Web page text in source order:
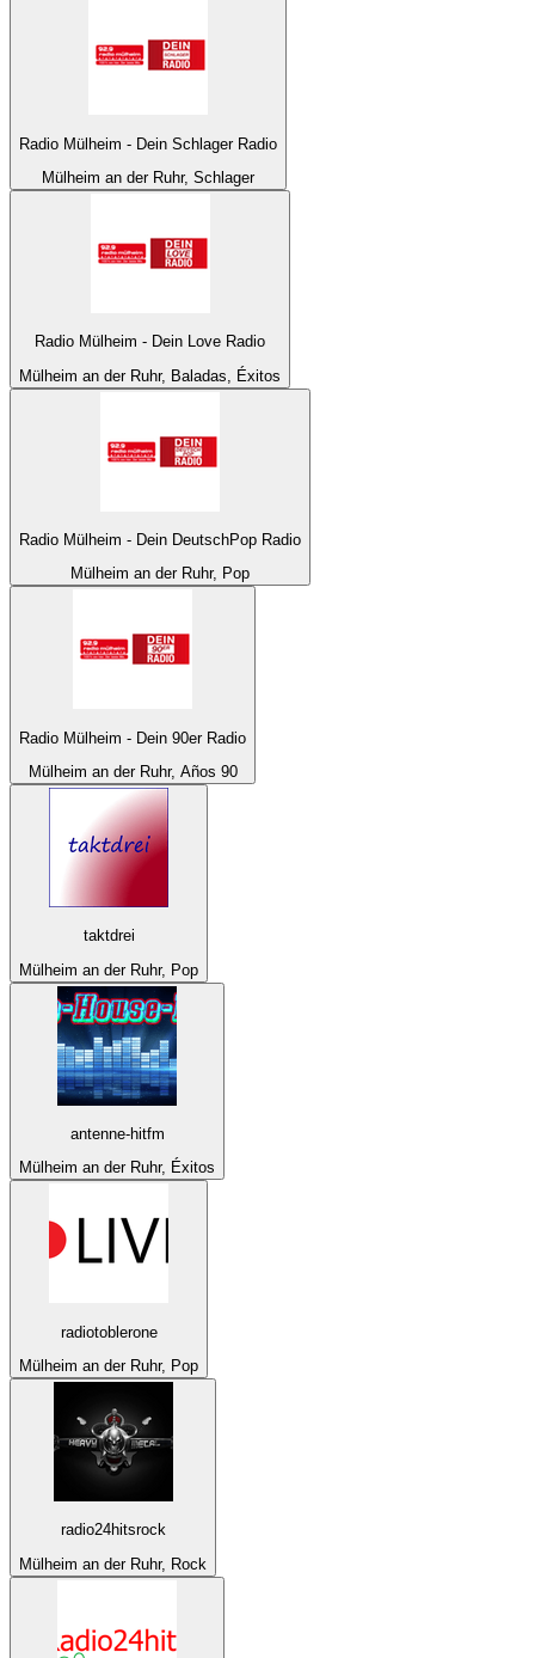
Radio Mülheim - Dein Schlager Radio
Mülheim an der Ruhr, Schlager
Radio Mülheim - Dein Love Radio
Mülheim an der Ruhr, Baladas, Éxitos
Radio Mülheim - Dein DeutschPop Radio
Mülheim an der Ruhr, Pop
Radio Mülheim - Dein 90er Radio
Mülheim an der Ruhr, Años 90
taktdrei
Mülheim an der Ruhr, Pop
antenne-hitfm
Mülheim an der Ruhr, Éxitos
radiotoblerone
Mülheim an der Ruhr, Pop
radio24hitsrock
Mülheim an der Ruhr, Rock